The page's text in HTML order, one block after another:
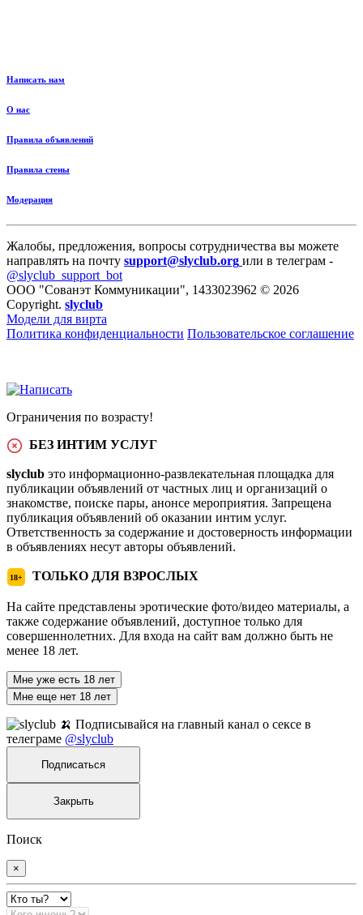
Написать нам
О нас
Правила объявлений
Правила стены
Модерация
Жалобы, предложения, вопросы сотрудничества вы можете
направлять на почту support@slyclub.org или в телеграм -
@slyclub_support_bot
ООО "Сованэт Коммуникации", 1433023962 © 2026
Copyright. slyclub
Модели для вирта
Политика конфиденциальности Пользовательское соглашение
Ограничения по возрасту!
БЕЗ ИНТИМ УСЛУГ
slyclub это информационно-развлекательная площадка для
публикации объявлений от частных лиц и организаций о
знакомстве, поиске пары, анонсе мероприятия. Запрещена
публикация объявлений об оказании интим услуг.
Ответственность за содержание и достоверность информации
в объявлениях несут авторы объявлений.
18+ ТОЛЬКО ДЛЯ ВЗРОСЛЫХ
На сайте представлены эротические фото/видео материалы, а
также содержание объявлений, доступное только для
совершеннолетних. Для входа на сайт вам должно быть не
менее 18 лет.
Мне уже есть 18 лет
Мне еще нет 18 лет
🍌 Подписывайся на главный канал о сексе в
телеграме @slyclub
Подписаться
Закрыть
Поиск
×